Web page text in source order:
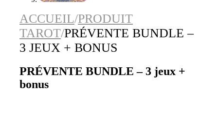
ACCUEIL/PRODUIT
TAROT/PRÉVENTE BUNDLE –
3 JEUX + BONUS
PRÉVENTE BUNDLE – 3 jeux +
bonus